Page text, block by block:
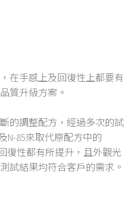
在手感上及回復性上都要有
質升級方案。
的調整配方，經過多次的試
及N-85來取代原配方中的
復性都有所提升，且外觀光
試結果均符合客戶的需求。